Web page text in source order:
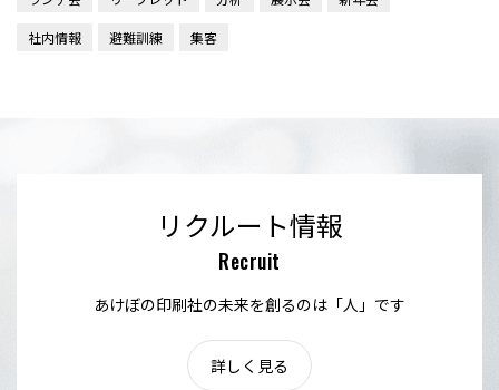
社内情報 避難訓練 集客
リクルート情報
Recruit
あけぼの印刷社の未来を創るのは「人」です
詳しく見る